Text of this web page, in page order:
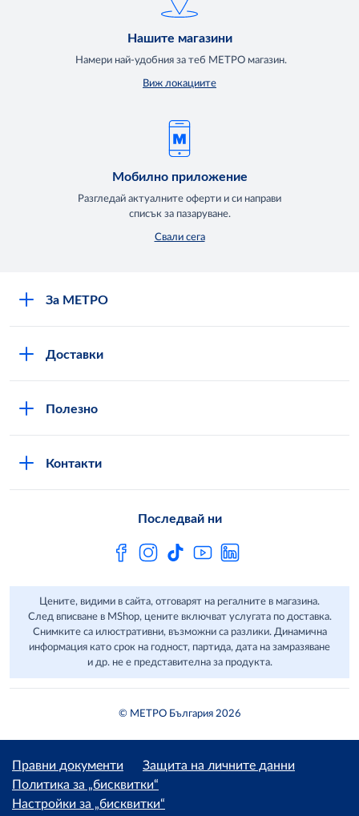
Нашите магазини
Намери най-удобния за теб МЕТРО магазин.
Виж локациите
Мобилно приложение
Разгледай актуалните оферти и си направи
списък за пазаруване.
Свали сега
За МЕТРО
Доставки
Полезно
Контакти
Последвай ни
Цените, видими в сайта, отговарят на регалните в магазина.
След вписване в MShop, цените включват услугата по доставка.
Снимките са илюстративни, възможни са разлики. Динамична
информация като срок на годност, партида, дата на замразяване
и др. не е представителна за продукта.
© МЕТРО България 2026
Правни документи
Защита на личните данни
Политика за „бисквитки“
Настройки за „бисквитки“